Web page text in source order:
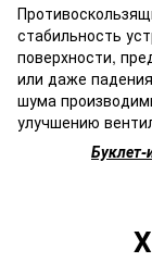
стабильность
поверхности,
или даже
шума
улучшению